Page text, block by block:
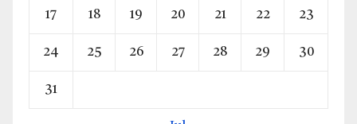
17 18 19 20 21 22 23
24 25 26 27 28 29 30
31